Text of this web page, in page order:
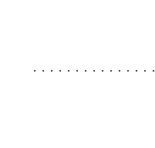
・・・・・・・・・・・・・・・